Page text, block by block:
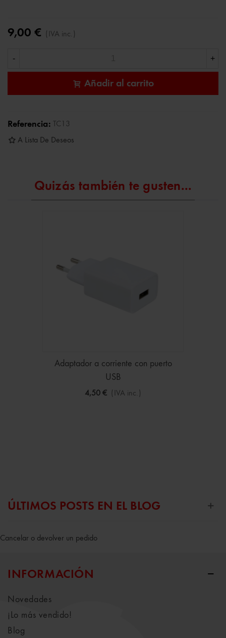
9,00 € (IVA inc.)
- +
Añadir al carrito
Referencia: TC13
A Lista De Deseos
Quizás también te gusten...
Adaptador a corriente con puerto
USB
4,50 € (IVA inc.)
ÚLTIMOS POSTS EN EL BLOG
Cancelar o devolver un pedido
INFORMACIÓN
Novedades
¡Lo más vendido!
Blog